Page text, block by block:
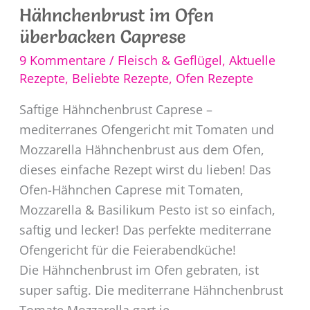
Hähnchenbrust im Ofen
überbacken Caprese
9 Kommentare / Fleisch & Geflügel, Aktuelle
Rezepte, Beliebte Rezepte, Ofen Rezepte
Saftige Hähnchenbrust Caprese –
mediterranes Ofengericht mit Tomaten und
Mozzarella Hähnchenbrust aus dem Ofen,
dieses einfache Rezept wirst du lieben! Das
Ofen-Hähnchen Caprese mit Tomaten,
Mozzarella & Basilikum Pesto ist so einfach,
saftig und lecker! Das perfekte mediterrane
Ofengericht für die Feierabendküche!
Die Hähnchenbrust im Ofen gebraten, ist
super saftig. Die mediterrane Hähnchenbrust